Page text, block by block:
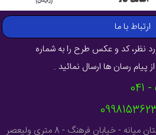
ارتباط با ما
نظر، کد و عکس طرح را به شماره
پیام رسان ها ارسال نمائید .
آدرس : آذربایجان شرقی - شهرستان میانه - خیابان فرهنگ - 8 متری ولیعصر